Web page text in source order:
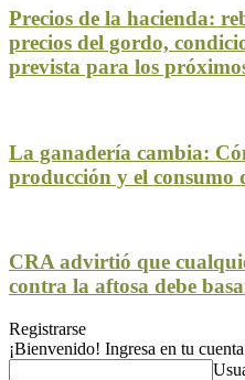
Precios de la hacienda:
precios del gordo,
prevista para los
La ganadería cambia:
producción y el consumo
CRA advirtió que
contra la aftosa debe
Registrarse
¡Bienvenido! Ingresa en tu cuenta